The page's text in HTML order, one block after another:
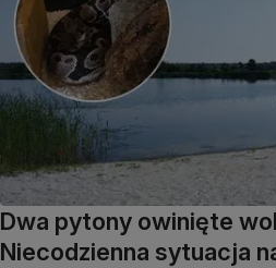
Dwa pytony owinięte
Niecodzienna sytuacja